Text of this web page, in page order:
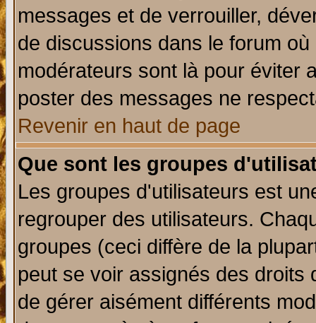
messages et de verrouiller,
de discussions dans le forum
modérateurs sont là pour éviter
poster des messages ne
Revenir en haut de page
Que sont les groupes
Les groupes d'utilisateurs est
regrouper des utilisateurs.
groupes (ceci diffère de la
peut se voir assignés des
de gérer aisément différents